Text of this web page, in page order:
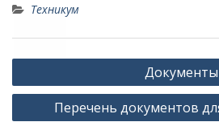
Техникум
Навигация
по
записям
Документы
Перечень документов